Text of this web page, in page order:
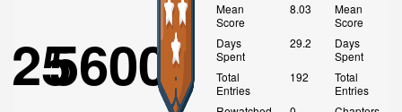
255600
Mean
Score
8.03
Days
Spent
29.2
Total
Entries
192
Mean
Score
Days
Spent
Total
Entries